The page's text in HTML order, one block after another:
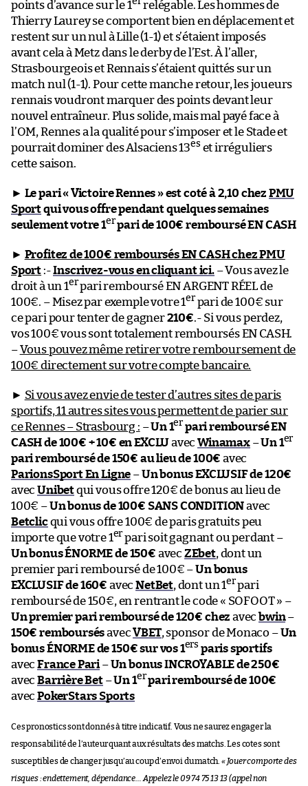
points d’avance sur le 1
relégable. Les hommes de
Thierry Laurey se comportent bien en déplacement et
restent sur un nul à Lille (1-1) et s’étaient imposés
avant cela à Metz dans le derby de l’Est. À l’aller,
Strasbourgeois et Rennais s’étaient quittés sur un
match nul (1-1). Pour cette manche retour, les joueurs
rennais voudront marquer des points devant leur
nouvel entraîneur. Plus solide, mais mal payé face à
l’OM, Rennes a la qualité pour s’imposer et le Stade et
pourrait dominer des Alsaciens 13es et irréguliers
cette saison.
► Le pari « Victoire Rennes » est coté à 2,10 chez PMU
Sportqui vous offre pendant quelques semaines
seulement votre 1erpari de 100€ remboursé EN CASH
► Profitez de 100€ remboursés EN CASH chez PMU
Sport :-Inscrivez-vous en cliquant ici.– Vous avez le
droit à un 1erpari remboursé EN ARGENT RÉEL de
100€. – Misez par exemple votre 1er pari de 100€ sur
ce pari pour tenter de gagner210€.- Si vous perdez,
vos 100€ vous sont totalement remboursés EN CASH.
–Vous pouvez même retirer votre remboursement de
100€ directement sur votre compte bancaire.
► Si vous avez envie de tester d’autres sites de paris
sportifs, 11 autres sites vous permettent de parier sur
ce Rennes – Strasbourg : –Un 1er pari remboursé EN
CASH de 100€ + 10€ en EXCLUavecWinamax–Un 1er
pari remboursé de 150€ au lieu de 100€ avec
ParionsSport En Ligne –Un bonus EXCLUSIF de 120€
avecUnibetqui vous offre 120€ de bonus au lieu de
100€ –Un bonus de 100€ SANS CONDITIONavec
Betclicqui vous offre 100€ de paris gratuits peu
importe que votre 1er pari soit gagnant ou perdant –
Un bonus ÉNORME de 150€ avec ZEbet, dont un
premier pari remboursé de 100€ –Un bonus
EXCLUSIF de 160€ avecNetBet, dont un 1erpari
remboursé de 150€, en rentrant le code « SOFOOT » –
Un premier pari remboursé de 120€ chez avecbwin–
150€ remboursésavecVBET, sponsor de Monaco –Un
bonus ÉNORME de 150€ sur vos 1ers paris sportifs
avecFrance Pari–Un bonus INCROYABLE de 250€
avecBarrière Bet–Un 1erpari remboursé de 100€
avecPokerStars Sports
Ces pronostics sont donnés à titre indicatif. Vous ne saurez engager la
responsabilité de l’auteur quant aux résultats des matchs. Les cotes sont
susceptibles de changer jusqu’au coup d’envoi du match. « Jouer comporte des
risques : endettement, dépendance… Appelez le 09 74 75 13 13 (appel non